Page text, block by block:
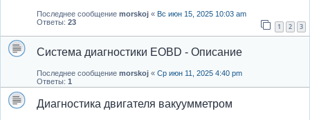
Последнее сообщение morskoj « Вс июн 15, 2025 10:03 am
Ответы: 23 1 2 3
Система диагностики EOBD - Описание
Последнее сообщение morskoj « Ср июн 11, 2025 4:40 pm
Ответы: 1
Диагностика двигателя вакуумметром